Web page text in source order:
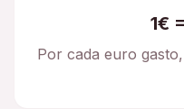
1€
Por cada euro